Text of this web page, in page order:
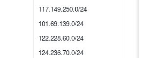
117.149.250.0/24
101.69.139.0/24
122.228.60.0/24
124.236.70.0/24